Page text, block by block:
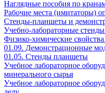
Наглядные пособия по
Рабочие места (имитаторы)
Стенды-планшеты и
Учебно-лабораторные
Физико-химические
01.09. Демонстрационные
01.05. Стенды планшеты
Учебное лабораторное
минерального сырья
Учебное лабораторное